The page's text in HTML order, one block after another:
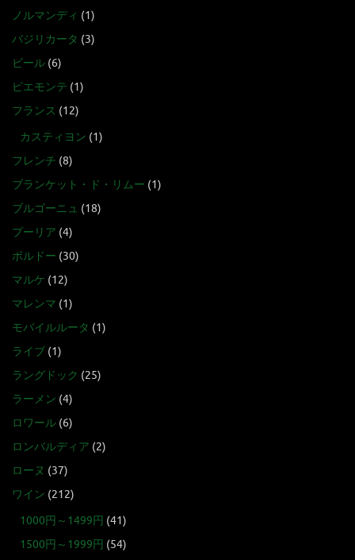
ノルマンディ (1)
バジリカータ (3)
ビール (6)
ピエモンテ (1)
フランス (12)
カスティヨン (1)
フレンチ (8)
ブランケット・ド・リムー (1)
ブルゴーニュ (18)
プーリア (4)
ボルドー (30)
マルケ (12)
マレンマ (1)
モバイルルータ (1)
ライブ (1)
ラングドック (25)
ラーメン (4)
ロワール (6)
ロンバルディア (2)
ローヌ (37)
ワイン (212)
1000円～1499円 (41)
1500円～1999円 (54)